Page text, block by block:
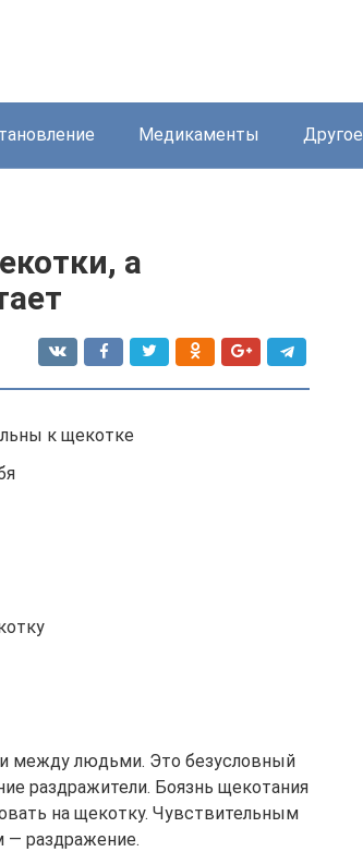
Медикаменты Другое
а
к щекотке
между людьми. Это безусловный
раздражители. Боязнь щекотания
на щекотку. Чувствительным
— раздражение.